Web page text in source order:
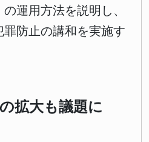
運用方法を説明し、
防止の講和を実施す
拡大も議題に